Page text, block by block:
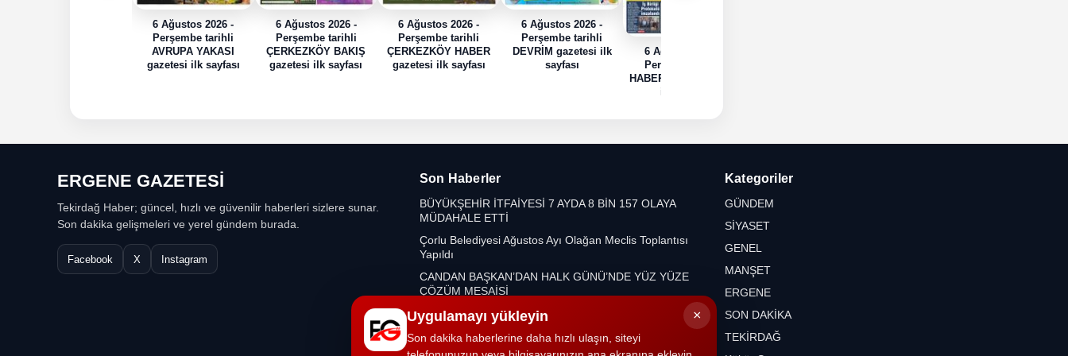
6 Ağustos 2026 -
Perşembe tarihli
AVRUPA YAKASI
gazetesi ilk sayfası
6 Ağustos 2026 -
Perşembe tarihli
ÇERKEZKÖY BAKIŞ
gazetesi ilk sayfası
6 Ağustos 2026 -
Perşembe tarihli
ÇERKEZKÖY HABER
gazetesi ilk sayfası
6 Ağustos 2026 -
Perşembe tarihli
DEVRİM gazetesi ilk
sayfası
6 Ağustos 2026 -
Perşembe tarihli
HABER TRAK gazetesi
ERGENE GAZETESİ
Tekirdağ Haber; güncel, hızlı ve güvenilir haberleri sizlere sunar.
Son dakika gelişmeleri ve yerel gündem burada.
Facebook X Instagram
Son Haberler
BÜYÜKŞEHİR İTFAİYESİ 7 AYDA 8 BİN 157 OLAYA
MÜDAHALE ETTİ
Çorlu Belediyesi Ağustos Ayı Olağan Meclis Toplantısı
Yapıldı
CANDAN BAŞKAN’DAN HALK GÜNÜ’NDE YÜZ YÜZE
ÇÖZÜM MESAİSİ
Başkan İsmail Kaya: Ormanlarımızı Korumak
Geleceğimizi Korumaktır
Kategoriler
GÜNDEM
SİYASET
GENEL
MANŞET
ERGENE
SON DAKİKA
TEKİRDAĞ
×
Uygulamayı yükleyin
Son dakika haberlerine daha hızlı ulaşın, siteyi